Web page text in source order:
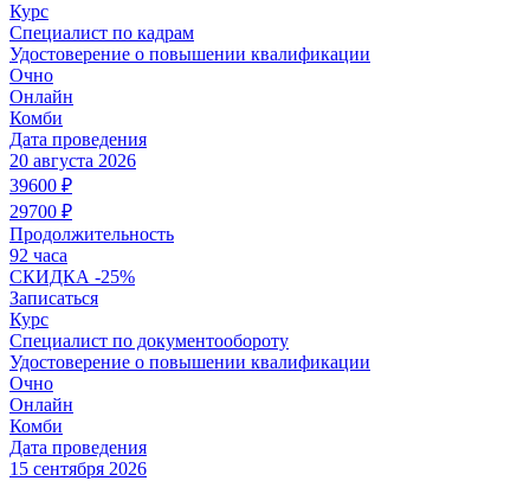
Курс
Специалист по кадрам
Удостоверение о повышении квалификации
Очно
Онлайн
Комби
Дата проведения
20 августа 2026
39600 ₽
29700 ₽
Продолжительность
92 часа
СКИДКА -25%
Записаться
Курс
Специалист по документообороту
Удостоверение о повышении квалификации
Очно
Онлайн
Комби
Дата проведения
15 сентября 2026